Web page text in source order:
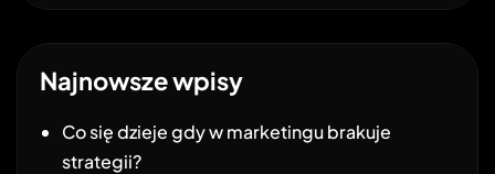
Najnowsze wpisy
Co się dzieje gdy w marketingu brakuje
strategii?